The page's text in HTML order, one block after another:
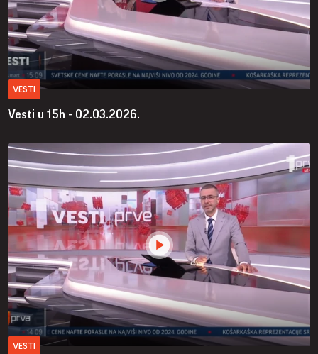
VESTI
Vesti u 15h - 02.03.2026.
VESTI